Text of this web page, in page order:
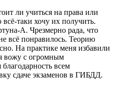
ли учиться на права или
таки хочу их получить.
А. Чрезмерно рада, что
всё понравилось. Теорию
На практике меня избавили
вожу с огромным
всем
сдаче экзаменов в ГИБДД.